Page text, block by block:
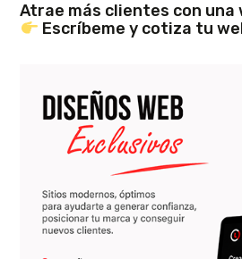
Atrae más clientes con
Escríbeme y cotiza tu